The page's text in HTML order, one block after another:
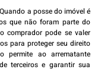
a posse do imóvel é
que não foram parte do
comprador pode se valer
para proteger seu direito
permite ao arrematante
terceiros e garantir sua